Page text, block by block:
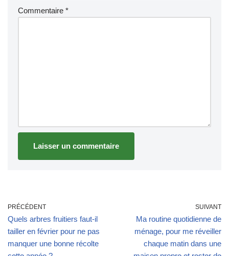
Commentaire *
PRÉCÉDENT
Quels arbres fruitiers faut-il
tailler en février pour ne pas
manquer une bonne récolte
SUIVANT
Ma routine quotidienne de
ménage, pour me réveiller
chaque matin dans une